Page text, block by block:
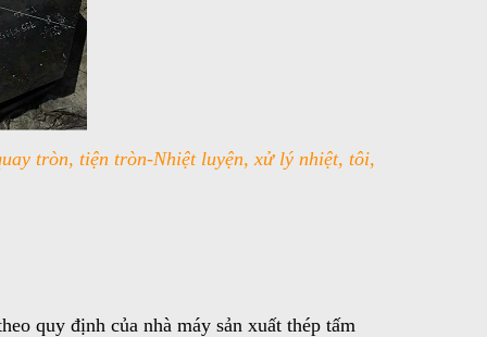
tròn, tiện tròn-Nhiệt luyện, xử lý nhiệt, tôi,
quy định của nhà máy sản xuất thép tấm